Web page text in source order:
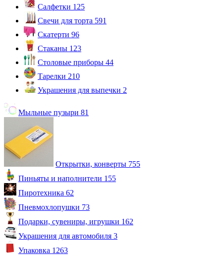
Салфетки 125
Свечи для торта 591
Скатерти 96
Стаканы 123
Столовые приборы 44
Тарелки 210
Украшения для выпечки 2
Мыльные пузыри 81
Открытки, конверты 755
Пиньяты и наполнители 155
Пиротехника 62
Пневмохлопушки 73
Подарки, сувениры, игрушки 162
Украшения для автомобиля 3
Упаковка 1263